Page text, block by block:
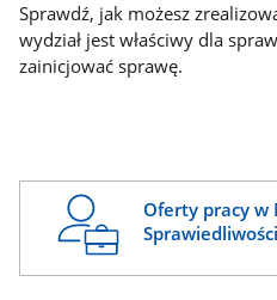
Sprawdź, jak możesz
wydział jest właściwy dla
zainicjować sprawę.
Oferty pracy w
Sprawiedliwości